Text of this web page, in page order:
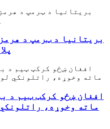
بریتانیا د ټرمپ د
افغان ښځو کرکټ ټیم د
ماته وخوړه،